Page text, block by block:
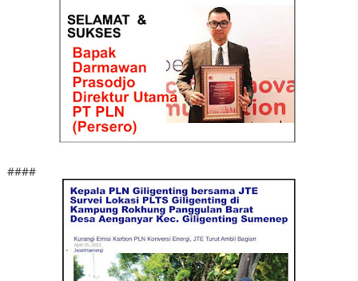
####